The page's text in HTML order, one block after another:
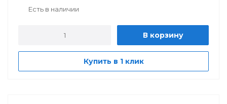
Есть в наличии
В корзину
Купить в 1 клик